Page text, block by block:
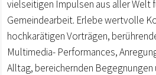
vielseitigen Impulsen aus aller Welt
Gemeindearbeit. Erlebe wertvolle
hochkarätigen Vorträgen,
Multimedia- Performances,
Alltag, bereichernden